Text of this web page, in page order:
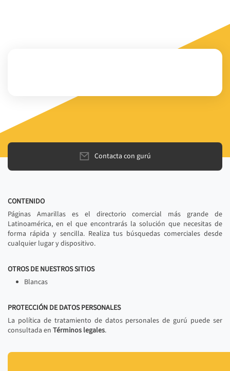
Contacta con gurú
CONTENIDO
Páginas Amarillas es el directorio comercial más grande de
Latinoamérica, en el que encontrarás la solución que necesitas de
forma rápida y sencilla. Realiza tus búsquedas comerciales desde
cualquier lugar y dispositivo.
OTROS DE NUESTROS SITIOS
Blancas
PROTECCIÓN DE DATOS PERSONALES
La política de tratamiento de datos personales de gurú puede ser
consultada en Términos legales.